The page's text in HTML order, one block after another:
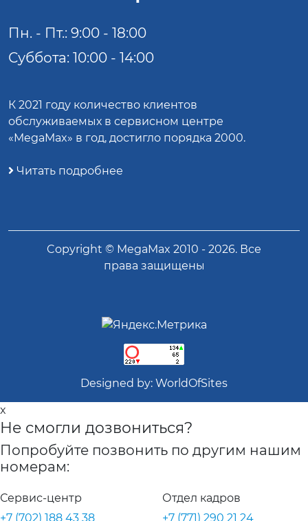
Пн. - Пт.: 9:00 - 18:00
Суббота: 10:00 - 14:00
К 2021 году количество клиентов
обслуживаемых в сервисном центре
«MegaMax» в год, достигло порядка 2000.
Читать подробнее
Copyright © MegaMax 2010 - 2026. Все
права защищены
Designed by: WorldOfSites
x
Не смогли дозвониться?
Попробуйте позвонить по другим нашим
номерам:
Сервис-центр
+7 (702) 188 43 38
Отдел кадров
+7 (771) 290 21 24